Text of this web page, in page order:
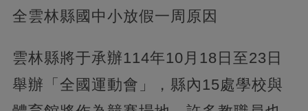
全雲林縣國中小放假一周原因
雲林縣將于承辦114年10月18日至23日
舉辦「全國運動會」，縣內15處學校與